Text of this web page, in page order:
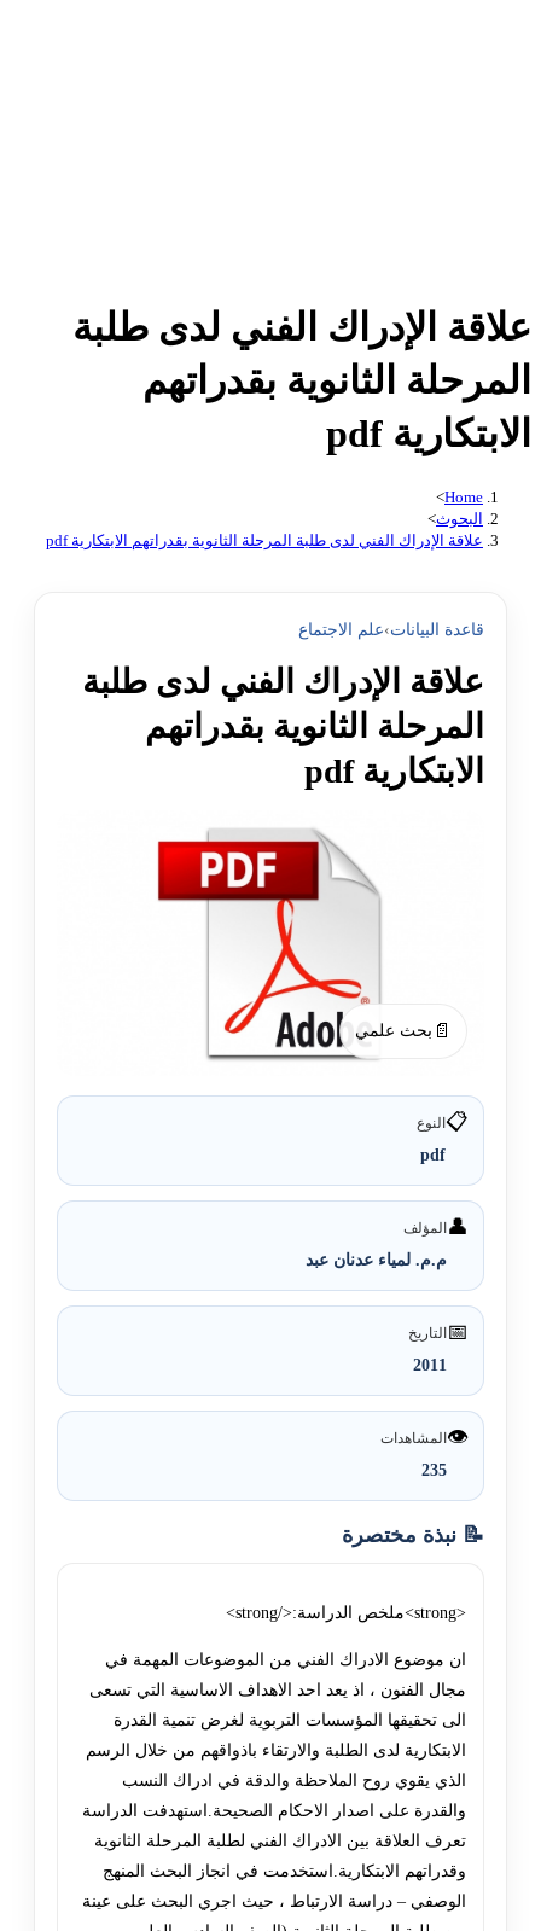
علاقة الإدراك الفني لدى طلبة
المرحلة الثانوية بقدراتهم
الابتكارية pdf
Home
>
البحوث>
علاقة الإدراك الفني لدى طلبة المرحلة الثانوية بقدراتهم الابتكارية pdf
قاعدة البيانات›علم الاجتماع
علاقة الإدراك الفني لدى طلبة
المرحلة الثانوية بقدراتهم
الابتكارية pdf
📄 بحث علمي
📋النوع
pdf
👤المؤلف
م.م. لمياء عدنان عبد
📅التاريخ
2011
👁️المشاهدات
235
📝 نبذة مختصرة
<strong>ملخص الدراسة:</strong>
ان موضوع الادراك الفني من الموضوعات المهمة في
مجال الفنون ، اذ يعد احد الاهداف الاساسية التي تسعى
الى تحقيقها المؤسسات التربوية لغرض تنمية القدرة
الابتكارية لدى الطلبة والارتقاء باذواقهم من خلال الرسم
الذي يقوي روح الملاحظة والدقة في ادراك النسب
والقدرة على اصدار الاحكام الصحيحة.استهدفت الدراسة
تعرف العلاقة بين الادراك الفني لطلبة المرحلة الثانوية
وقدراتهم الابتكارية.استخدمت في انجاز البحث المنهج
الوصفي – دراسة الارتباط ، حيث اجري البحث على عينة